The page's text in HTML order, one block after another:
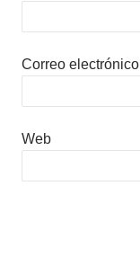
Correo electrónico
Web